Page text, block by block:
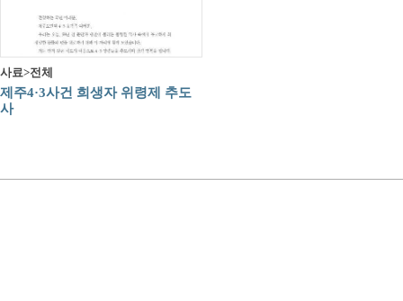
사료>전체
제주4·3사건 희생자 위령제 추도
사